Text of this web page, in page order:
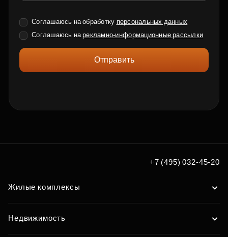
Соглашаюсь на обработку персональных данных
Соглашаюсь нарекламно-информационные рассылки
Отправить
+7 (495) 032-45-20
Жилые комплексы
Недвижимость